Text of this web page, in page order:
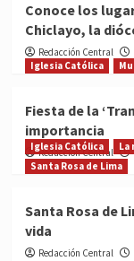
Conoce los
Chiclayo, la
Redacción Central
Iglesia Católica
Fiesta de la
importancia
Redacción Central
Iglesia Católica La
Santa Rosa de Lima
Santa Rosa de
vida
Redacción Central